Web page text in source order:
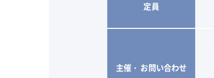
定員
主催・ お問い合わせ